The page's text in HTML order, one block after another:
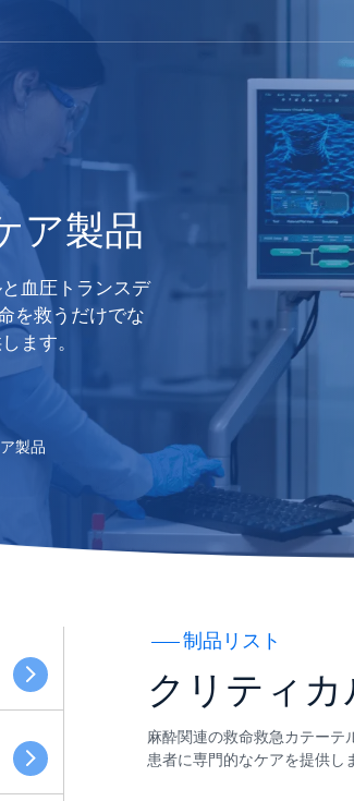
ア製品
血圧トランスデ
を救うだけでな
ます。
製品
制品リスト
クリティ
麻酔関連の救命救急カテー
患者に専門的なケアを提供し